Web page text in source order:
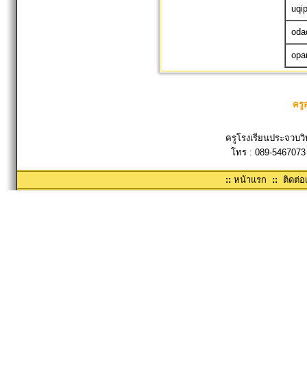
ครู
ครูโรงเรียนประจวบ
โทร : 089-
:: หน้าแรก :: ติดต่อ